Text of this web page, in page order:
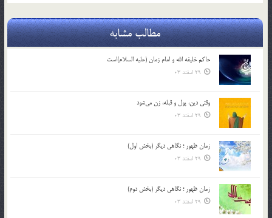
مطالب مشابه
حاکم خليفه الله و امام زمان (علیه السلام)است
29 اسفند 03
وقتی دین، پول و قبله، زن می‌شود
29 اسفند 03
زمان ظهور ؛ نگاهی دیگر (بخش اول)
29 اسفند 03
زمان ظهور ؛ نگاهی دیگر (بخش دوم)
29 اسفند 03